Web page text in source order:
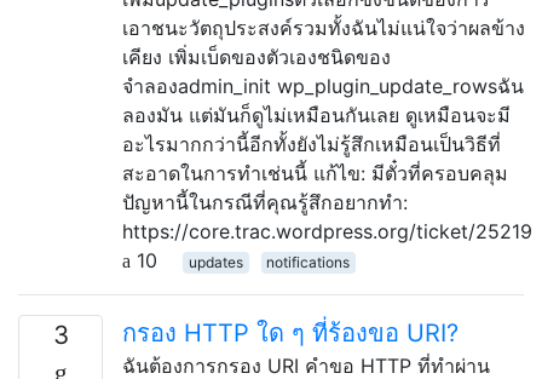
เอาชนะวัตถุประสงค์รวมทั้งฉันไม่แน่ใจว่าผลข้าง
เคียง เพิ่มเบ็ดของตัวเองชนิดของ
จำลองadmin_init wp_plugin_update_rowsฉัน
ลองมัน แต่มันก็ดูไม่เหมือนกันเลย ดูเหมือนจะมี
อะไรมากกว่านี้อีกทั้งยังไม่รู้สึกเหมือนเป็นวิธีที่
สะอาดในการทำเช่นนี้ แก้ไข: มีตั๋วที่ครอบคลุม
ปัญหานี้ในกรณีที่คุณรู้สึกอยากทำ:
https://core.trac.wordpress.org/ticket/25219
10
updates notifications
3 กรอง HTTP ใด ๆ ที่ร้องขอ URI?
ฉันต้องการกรอง URI คำขอ HTTP ที่ทำผ่าน